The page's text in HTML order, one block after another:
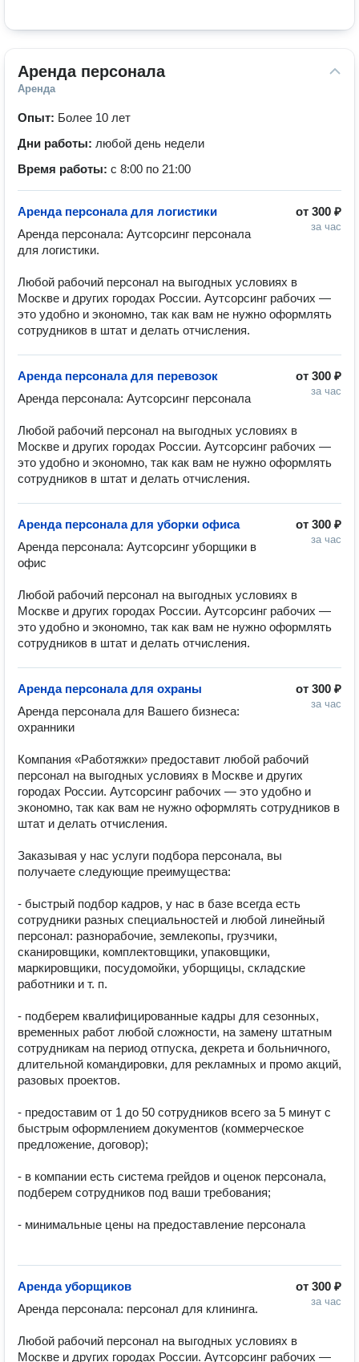
Аренда персонала
Аренда
Опыт: Более 10 лет
Дни работы: любой день недели
Время работы: с 8:00 по 21:00
от 300 ₽
за час
Аренда персонала для логистики
Аренда персонала: Аутсорсинг персонала
для логистики.
Любой рабочий персонал на выгодных условиях в
Москве и других городах России. Аутсорсинг рабочих —
это удобно и экономно, так как вам не нужно оформлять
сотрудников в штат и делать отчисления.
от 300 ₽
за час
Аренда персонала для перевозок
Аренда персонала: Аутсорсинг персонала
Любой рабочий персонал на выгодных условиях в
Москве и других городах России. Аутсорсинг рабочих —
это удобно и экономно, так как вам не нужно оформлять
сотрудников в штат и делать отчисления.
от 300 ₽
за час
Аренда персонала для уборки офиса
Аренда персонала: Аутсорсинг уборщики в
офис
Любой рабочий персонал на выгодных условиях в
Москве и других городах России. Аутсорсинг рабочих —
это удобно и экономно, так как вам не нужно оформлять
сотрудников в штат и делать отчисления.
от 300 ₽
за час
Аренда персонала для охраны
Аренда персонала для Вашего бизнеса:
охранники
Компания «Работяжки» предоставит любой рабочий
персонал на выгодных условиях в Москве и других
городах России. Аутсорсинг рабочих — это удобно и
экономно, так как вам не нужно оформлять сотрудников в
штат и делать отчисления.
Заказывая у нас услуги подбора персонала, вы
получаете следующие преимущества:
- быстрый подбор кадров, у нас в базе всегда есть
сотрудники разных специальностей и любой линейный
персонал: разнорабочие, землекопы, грузчики,
сканировщики, комплектовщики, упаковщики,
маркировщики, посудомойки, уборщицы, складские
работники и т. п.
- подберем квалифицированные кадры для сезонных,
временных работ любой сложности, на замену штатным
сотрудникам на период отпуска, декрета и больничного,
длительной командировки, для рекламных и промо акций,
разовых проектов.
- предоставим от 1 до 50 сотрудников всего за 5 минут с
быстрым оформлением документов (коммерческое
предложение, договор);
- в компании есть система грейдов и оценок персонала,
подберем сотрудников под ваши требования;
- минимальные цены на предоставление персонала
от 300 ₽
за час
Аренда уборщиков
Аренда персонала: персонал для клининга.
Любой рабочий персонал на выгодных условиях в
Москве и других городах России. Аутсорсинг рабочих —